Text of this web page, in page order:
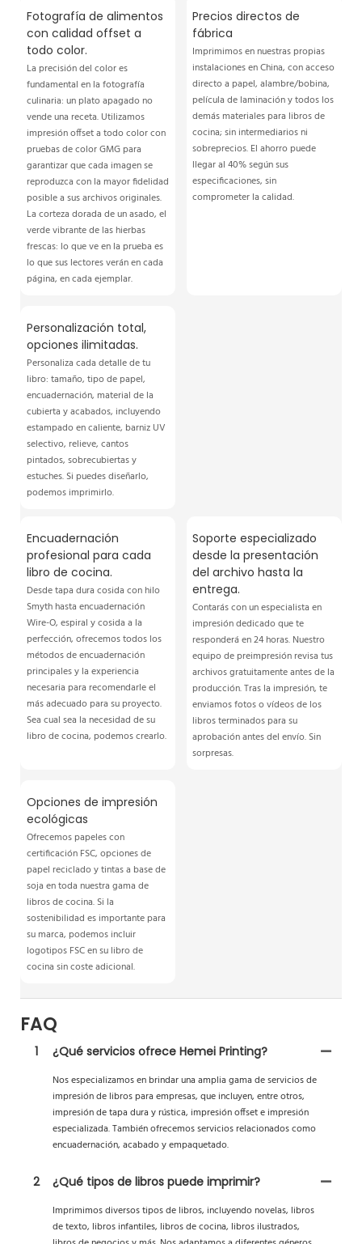
Fotografía de alimentos
con calidad offset a
todo color.
La precisión del color es
fundamental en la fotografía
culinaria: un plato apagado no
vende una receta. Utilizamos
impresión offset a todo color con
pruebas de color GMG para
garantizar que cada imagen se
reproduzca con la mayor fidelidad
posible a sus archivos originales.
La corteza dorada de un asado, el
verde vibrante de las hierbas
frescas: lo que ve en la prueba es
lo que sus lectores verán en cada
página, en cada ejemplar.
Precios directos de
fábrica
Imprimimos en nuestras propias
instalaciones en China, con acceso
directo a papel, alambre/bobina,
película de laminación y todos los
demás materiales para libros de
cocina; sin intermediarios ni
sobreprecios. El ahorro puede
llegar al 40% según sus
especificaciones, sin
comprometer la calidad.
Personalización total,
opciones ilimitadas.
Personaliza cada detalle de tu
libro: tamaño, tipo de papel,
encuadernación, material de la
cubierta y acabados, incluyendo
estampado en caliente, barniz UV
selectivo, relieve, cantos
pintados, sobrecubiertas y
estuches. Si puedes diseñarlo,
podemos imprimirlo.
Encuadernación
profesional para cada
libro de cocina.
Desde tapa dura cosida con hilo
Smyth hasta encuadernación
Wire-O, espiral y cosida a la
perfección, ofrecemos todos los
métodos de encuadernación
principales y la experiencia
necesaria para recomendarle el
más adecuado para su proyecto.
Sea cual sea la necesidad de su
libro de cocina, podemos crearlo.
Soporte especializado
desde la presentación
del archivo hasta la
entrega.
Contarás con un especialista en
impresión dedicado que te
responderá en 24 horas. Nuestro
equipo de preimpresión revisa tus
archivos gratuitamente antes de la
producción. Tras la impresión, te
enviamos fotos o vídeos de los
libros terminados para su
aprobación antes del envío. Sin
sorpresas.
Opciones de impresión
ecológicas
Ofrecemos papeles con
certificación FSC, opciones de
papel reciclado y tintas a base de
soja en toda nuestra gama de
libros de cocina. Si la
sostenibilidad es importante para
su marca, podemos incluir
logotipos FSC en su libro de
cocina sin coste adicional.
FAQ
1
¿Qué servicios ofrece Hemei Printing?
Nos especializamos en brindar una amplia gama de servicios de
impresión de libros para empresas, que incluyen, entre otros,
impresión de tapa dura y rústica, impresión offset e impresión
especializada. También ofrecemos servicios relacionados como
encuadernación, acabado y empaquetado.
2
¿Qué tipos de libros puede imprimir?
Imprimimos diversos tipos de libros, incluyendo novelas, libros
de texto, libros infantiles, libros de cocina, libros ilustrados,